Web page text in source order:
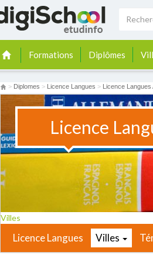
Formations Diplômes
> Diplomes > Licence Langues > Licence Langues
Licence
Villes
Licence Langues Villes